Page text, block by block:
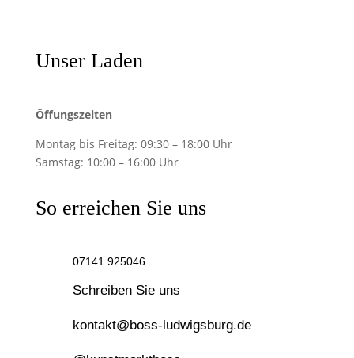
Unser Laden
Öffungszeiten
Montag bis Freitag: 09:30 – 18:00 Uhr
Samstag: 10:00 – 16:00 Uhr
So erreichen Sie uns
07141 925046
Schreiben Sie uns
kontakt@boss-ludwigsburg.de